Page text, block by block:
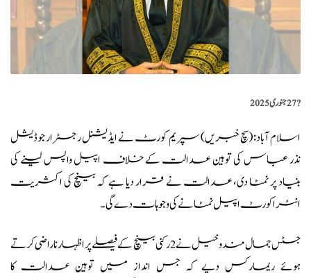
?️27 جنوری 2025
اسلام آباد: (سچ خبریں) سپریم کورٹ نے ایڈیشنل رجسٹرار جوڈیشل
نذر عباس کی توہین عدالت کے خلاف اپیل واپس لینے کی
بنیاد پر نمٹا دی، عدالت نے قرار دیا ہے کہ بینچ کی اکثریت
انٹراکورٹ اپیل نمٹانے کی وجوہات دے گی۔
جسٹس جمال مندوخیل
نے 2 رکنی بینچ کے فیصلے پر اظہار ناراضی کرتے
ہوئے ریمارکس دیے کہ جس انداز میں توہین عدالت کا